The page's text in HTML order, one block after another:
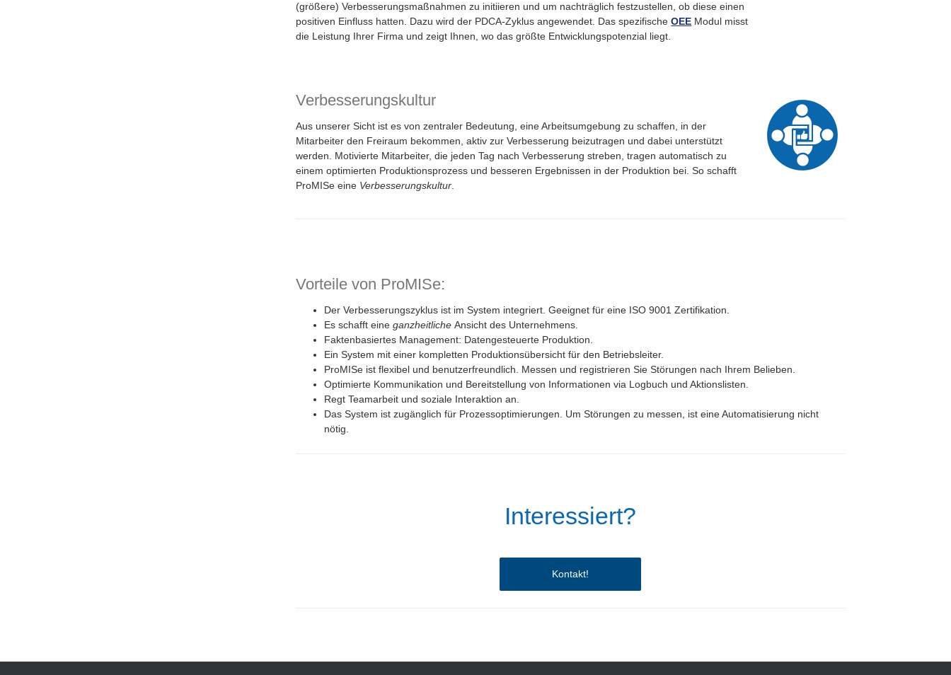
(größere) Verbesserungsmaßnahmen zu initiieren und um nachträglich festzustellen, ob diese einen
positiven Einfluss hatten. Dazu wird der PDCA-Zyklus angewendet. Das spezifischeOEE Modul misst
die Leistung Ihrer Firma und zeigt Ihnen, wo das größte Entwicklungspotenzial liegt.
Verbesserungskultur
Aus unserer Sicht ist es von zentraler Bedeutung, eine Arbeitsumgebung zu schaffen, in der
Mitarbeiter den Freiraum bekommen, aktiv zur Verbesserung beizutragen und dabei unterstützt
werden. Motivierte Mitarbeiter, die jeden Tag nach Verbesserung streben, tragen automatisch zu
einem optimierten Produktionsprozess und besseren Ergebnissen in der Produktion bei. So schafft
ProMISe eine Verbesserungskultur
Vorteile von ProMISe:
Der Verbesserungszyklus ist im System integriert. Geeignet für eine ISO 9001 Zertifikation.
Es schafft eineganzheitlicheAnsicht des Unternehmens.
Faktenbasiertes Management: Datengesteuerte Produktion.
Ein System mit einer kompletten Produktionsübersicht für den Betriebsleiter.
ProMISe ist flexibel und benutzerfreundlich. Messen und registrieren Sie Störungen nach Ihrem Belieben.
Optimierte Kommunikation und Bereitstellung von Informationen via Logbuch und Aktionslisten.
Regt Teamarbeit und soziale Interaktion an.
Das System ist zugänglich für Prozessoptimierungen. Um Störungen zu messen, ist eine Automatisierung nicht
nötig.
Interessiert?
Kontakt!